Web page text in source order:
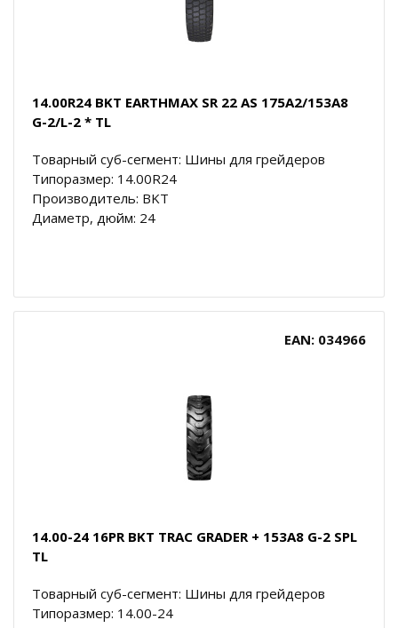
14.00R24 BKT EARTHMAX SR 22 AS 175A2/153A8
G-2/L-2 * TL
Товарный суб-сегмент: Шины для грейдеров
Типоразмер: 14.00R24
Производитель: BKT
Диаметр, дюйм: 24
EAN: 034966
14.00-24 16PR BKT TRAC GRADER + 153A8 G-2 SPL
TL
Товарный суб-сегмент: Шины для грейдеров
Типоразмер: 14.00-24